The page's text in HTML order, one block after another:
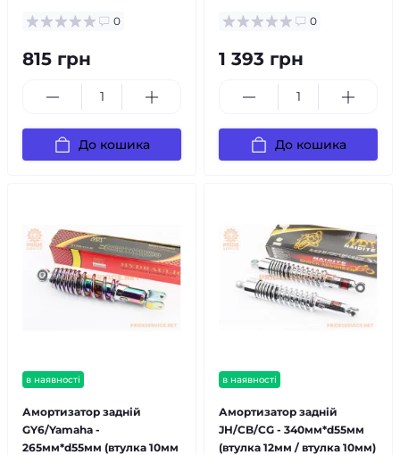
0
815 грн
До кошика
0
1 393 грн
До кошика
в наявності
Амортизатор задній
GY6/Yamaha -
265мм*d55мм (втулка 10мм
в наявності
Амортизатор задній
JH/CB/CG - 340мм*d55мм
(втулка 12мм / втулка 10мм)